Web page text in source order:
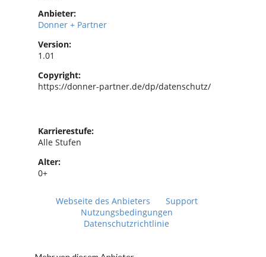
Anbieter:
Donner + Partner
Version:
1.01
Copyright:
https://donner-partner.de/dp/datenschutz/
Karrierestufe:
Alle Stufen
Alter:
0+
Webseite des Anbieters
Support
Nutzungsbedingungen
Datenschutzrichtlinie